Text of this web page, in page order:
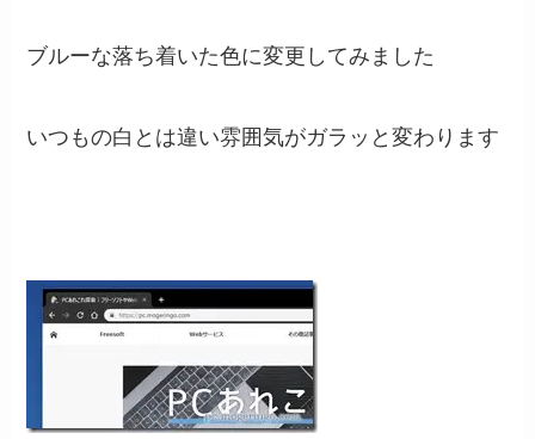
ブルーな落ち着いた色に変更してみました
いつもの白とは違い雰囲気がガラッと変わります